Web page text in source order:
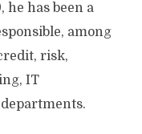
he has been a
among
risk,
IT